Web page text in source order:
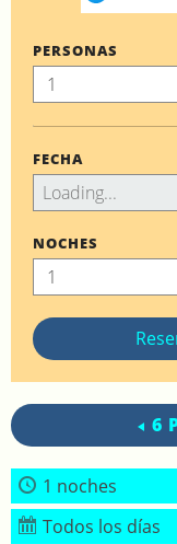
PERSONAS
FECHA
NOCHES
6
1 noches
Todos los días